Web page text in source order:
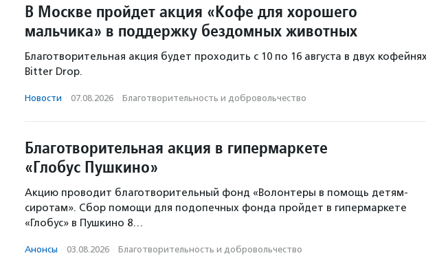
В Москве пройдет акция «Кофе для хорошего
мальчика» в поддержку бездомных животных
Благотворительная акция будет проходить с 10 по 16 августа в двух
Bitter Drop.
Новости · 07.08.2026 · Благотвори­тель­ность и доброволь­чест­во
Благотворительная акция в гипермаркете
«Глобус Пушкино»
Акцию проводит благотворительный фонд «Волонтеры в помощь детям-
сиротам». Сбор помощи для подопечных фонда пройдет в гипермаркете
«Глобус» в Пушкино 8…
Анонсы · 03.08.2026 · Благотвори­тель­ность и доброволь­чест­во